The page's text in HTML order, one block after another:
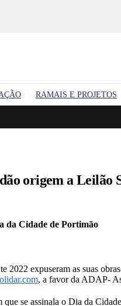
RAMAIS E PROJETOS
origem a Leilão
da Cidade de Portimão
expuseram as suas
, a favor da ADAP-
se assinala o Dia da